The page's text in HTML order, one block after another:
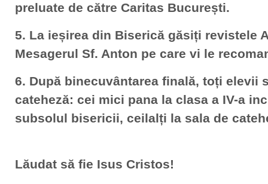
preluate de către Caritas București.
5. La ieșirea din Biserică găsiți revistele
Mesagerul Sf. Anton pe care vi le
6. După binecuvântarea finală, toți elevii
cateheză: cei mici pana la clasa a IV-a
subsolul bisericii, ceilalți la sala de
Lăudat să fie Isus Cristos!